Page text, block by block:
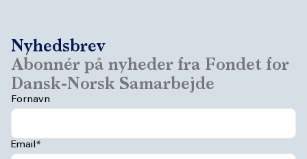
Nyhedsbrev
Abonnér på nyheder fra Fondet for
Dansk-Norsk Samarbejde
Fornavn
Email*